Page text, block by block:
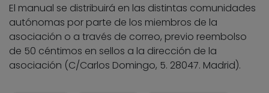
El manual se distribuirá en las distintas comunidades
autónomas por parte de los miembros de la
asociación o a través de correo, previo reembolso
de 50 céntimos en sellos a la dirección de la
asociación (C/Carlos Domingo, 5. 28047. Madrid).